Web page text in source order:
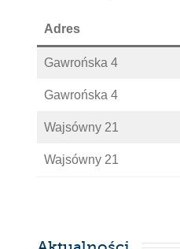
Adres
Gawrońska 4
Gawrońska 4
Wajsówny 21
Wajsówny 21